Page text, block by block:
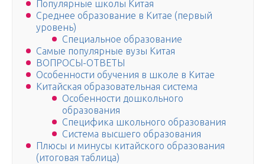
Популярные школы Китая
Среднее образование в Китае (первый
уровень)
Специальное образование
Самые популярные вузы Китая
ВОПРОСЫ-ОТВЕТЫ
Особенности обучения в школе в Китае
Китайская образовательная система
Особенности дошкольного
образования
Специфика школьного образования
Система высшего образования
Плюсы и минусы китайского образования
(итоговая таблица)